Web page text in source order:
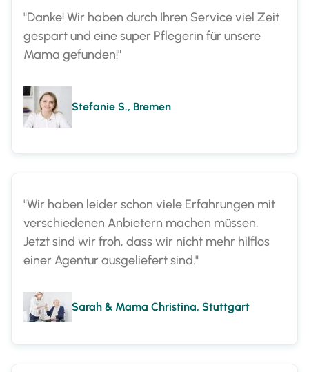
"Danke! Wir haben durch Ihren Service viel Zeit
gespart und eine super Pflegerin für unsere
Mama gefunden!"
Stefanie S., Bremen
"Wir haben leider schon viele Erfahrungen mit
verschiedenen Anbietern machen müssen.
Jetzt sind wir froh, dass wir nicht mehr hilflos
einer Agentur ausgeliefert sind."
Sarah & Mama Christina, Stuttgart